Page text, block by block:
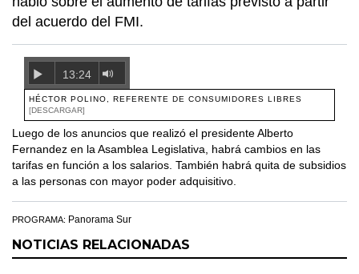
del acuerdo del FMI.
13:24
HÉCTOR POLINO, REFERENTE DE CONSUMIDORES LIBRES
[DESCARGAR]
Luego de los anuncios que realizó el presidente Alberto
Fernandez en la Asamblea Legislativa, habrá cambios en las
tarifas en función a los salarios. También habrá quita de subsidios
a las personas con mayor poder adquisitivo.
PROGRAMA: Panorama Sur
NOTICIAS RELACIONADAS